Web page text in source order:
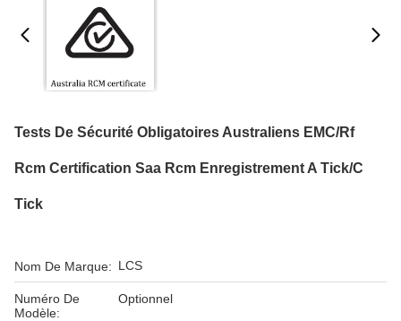
Tests De Sécurité Obligatoires Australiens EMC/Rf
Rcm Certification Saa Rcm Enregistrement A Tick/C
Tick
Nom De Marque: LCS
Numéro De
Modèle:
Optionnel